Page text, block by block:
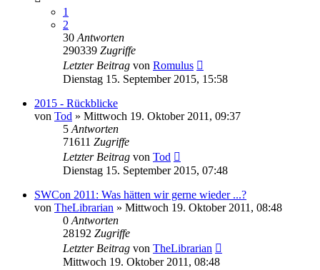
1
2
30 Antworten
290339 Zugriffe
Letzter Beitrag von Romulus
Dienstag 15. September 2015, 15:58
2015 - Rückblicke
von Tod » Mittwoch 19. Oktober 2011, 09:37
5 Antworten
71611 Zugriffe
Letzter Beitrag von Tod
Dienstag 15. September 2015, 07:48
SWCon 2011: Was hätten wir gerne wieder ...?
von TheLibrarian » Mittwoch 19. Oktober 2011, 08:48
0 Antworten
28192 Zugriffe
Letzter Beitrag von TheLibrarian
Mittwoch 19. Oktober 2011, 08:48